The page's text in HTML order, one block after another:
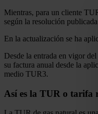
Mientras, para un cliente
según la resolución
En la actualización se ha
Desde la entrada en vigor
su factura anual desde la
medio TUR3.
Así es la TUR o tarifa